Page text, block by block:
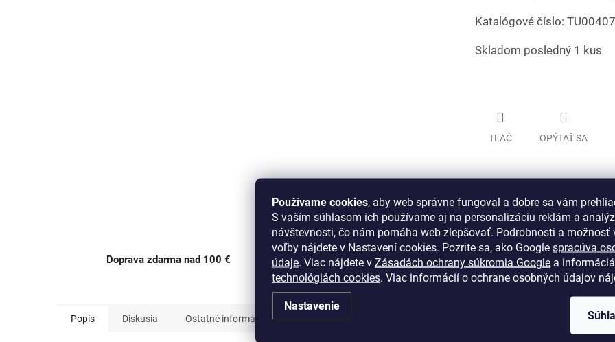
Používame cookies, aby web správne fungoval a dobre sa vám
S vaším súhlasom ich používame aj na personalizáciu reklám a
návštevnosti, čo nám pomáha web zlepšovať. Podrobnosti a možnosť
voľby nájdete v Nastavení cookies. Pozrite sa, ako Google spracúva
údaje. Viac nájdete v Zásadách ochrany súkromia Google a
technológiách cookies. Viac informácií o ochrane osobných údajov
Nastavenie
Katalógové číslo: TU00407
Skladom posledný 1 kus
TLAČ OPÝTAŤ SA
Doprava zdarma nad 100 € 2 kamenné predajne
OC Avion Bratislava, OC Optima Košice
Osobný odber možný na
Popis Diskusia Ostatné informácie